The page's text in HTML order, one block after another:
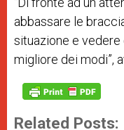
abbassare le
situazione e vedere
migliore dei modi”,
Related Posts: